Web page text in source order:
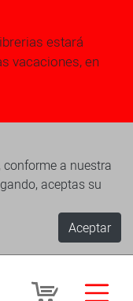
estará
vacaciones, en
a nuestra
aceptas su
Aceptar